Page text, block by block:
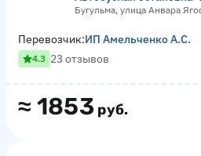
Бугульма, улица Анвара
≈ 1853 руб.
Перевозчик:ИП Амельченко А.С.
4.3 23 отзывов